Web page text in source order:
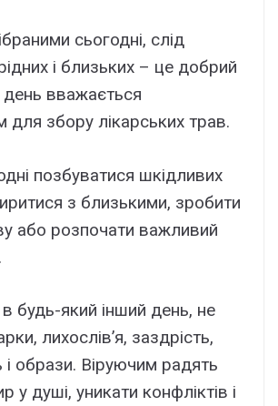
сьогодні, слід
і близьких – це добрий
вважається
для збору лікарських трав.
позбуватися шкідливих
з близькими, зробити
або розпочати важливий
будь-який інший день, не
лихослів’я, заздрість,
і образи. Віруючим радять
у душі, уникати конфліктів і